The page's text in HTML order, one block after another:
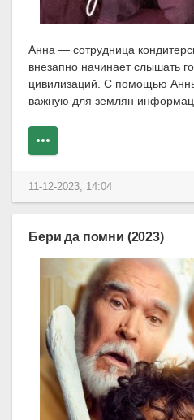
Анна — сотрудница
внезапно начинает слышать
цивилизаций. С помощью
важную для землян
11-12-2023, 14:04
Бери да помни (2023)